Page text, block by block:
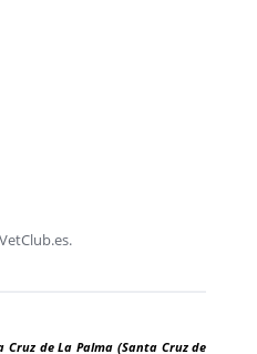
de La Palma (Santa Cruz de